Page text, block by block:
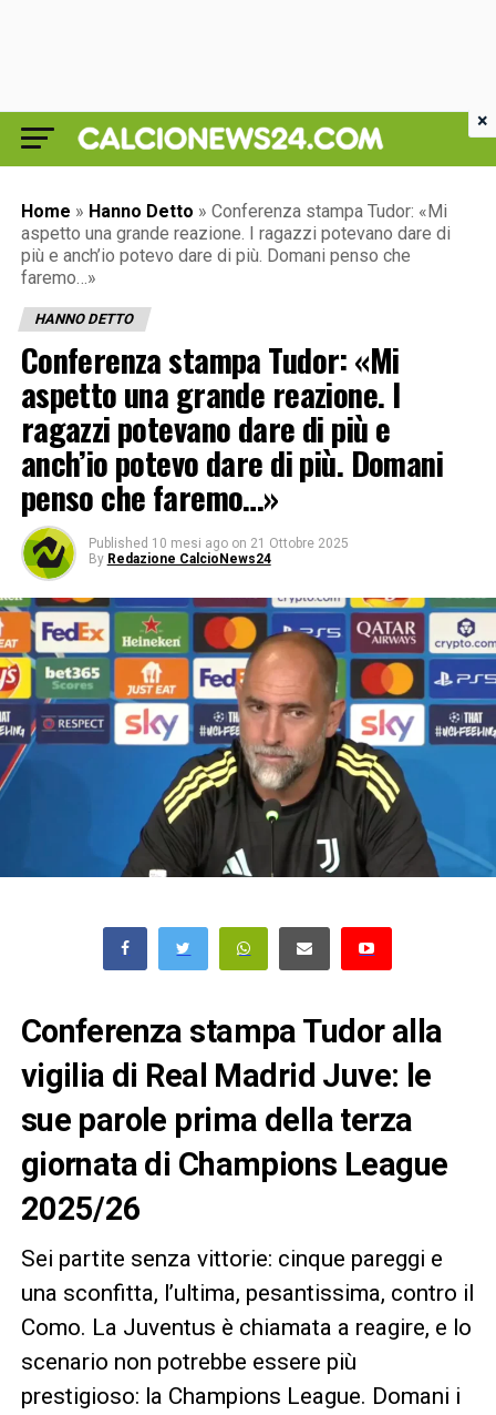
Home » Hanno Detto » Conferenza stampa Tudor: «Mi
aspetto una grande reazione. I ragazzi potevano dare di
più e anch’io potevo dare di più. Domani penso che
faremo…»
HANNO DETTO
Conferenza stampa Tudor: «Mi
aspetto una grande reazione. I
ragazzi potevano dare di più e
anch’io potevo dare di più. Domani
penso che faremo…»
Published 10 mesi ago on 21 Ottobre 2025
By Redazione CalcioNews24
Conferenza stampa Tudor alla
vigilia di Real Madrid Juve: le
sue parole prima della terza
giornata di Champions League
2025/26
Sei partite senza vittorie: cinque pareggi e
una sconfitta, l’ultima, pesantissima, contro il
Como. La Juventus è chiamata a reagire, e lo
scenario non potrebbe essere più
prestigioso: la Champions League. Domani i
×